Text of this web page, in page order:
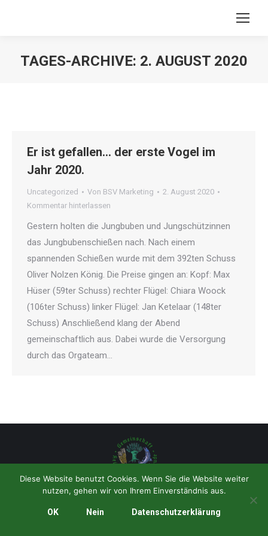
TAGES-ARCHIVE: 2. AUGUST 2020
Er ist gefallen… der erste Vogel im
Jahr 2020.
Uncategorized Von BSV Marketing
2. August 2020
Kommentar hinterlassen
Gestern holten die Jungbuben und Jungschützinnen
das Jungbubenschießen nach. Nach einem
spannenden Schießen wurde mit dem 392ten Schuss
Oliver Nolzen König. Die Preise gingen an: Kopf: Max
Hüser (59ter Schuss) rechter Flügel: Chiara Woock
(106ter Schuss) linker Flügel: Jan Ketelaar (148ter
Schuss) Anschließend klang der Abend
gemeinschaftlich aus. Dabei wurde die Versorgung
durch das Orgateam…
Created by Philipp Gregull
Weiteres
Diese Website benutzt Cookies. Wenn Sie die Website weiter
nutzen, gehen wir von Ihrem Einverständnis aus.
OK Nein Datenschutzerklärung